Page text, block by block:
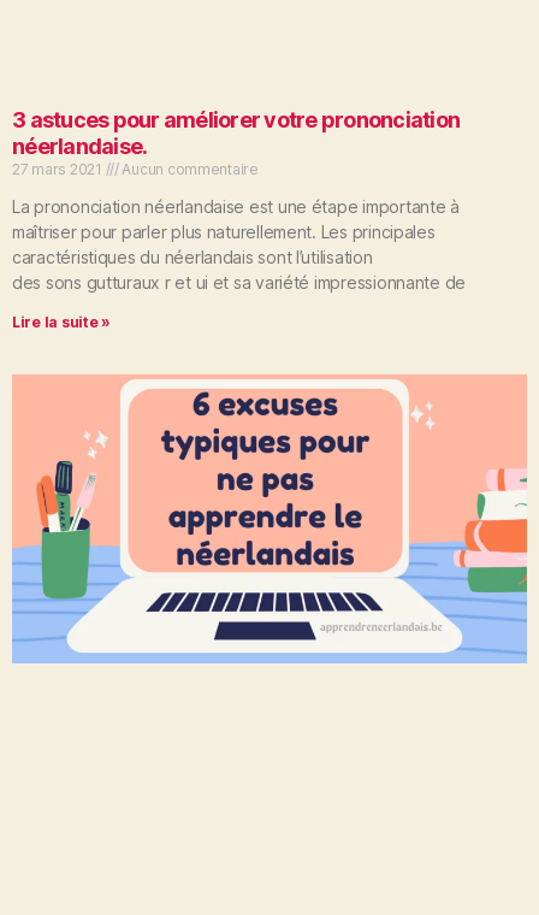
3 astuces pour améliorer votre prononciation
néerlandaise.
27 mars 2021 Aucun commentaire
La prononciation néerlandaise est une étape importante à
maîtriser pour parler plus naturellement. Les principales
caractéristiques du néerlandais sont l’utilisation
des sons gutturaux r et ui et sa variété impressionnante de
Lire la suite »